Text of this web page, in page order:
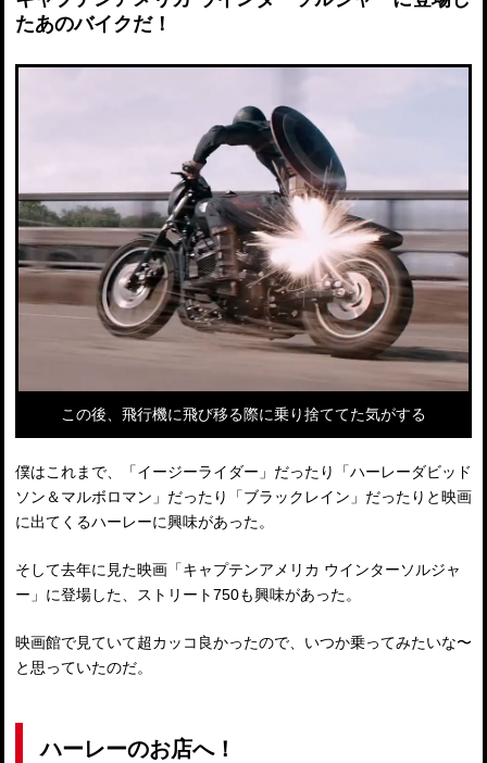
たあのバイクだ！
この後、飛行機に飛び移る際に乗り捨ててた気がする
僕はこれまで、「イージーライダー」だったり「ハーレーダビッド
ソン＆マルボロマン」だったり「ブラックレイン」だったりと映画
に出てくるハーレーに興味があった。
そして去年に見た映画「キャプテンアメリカ ウインターソルジャ
ー」に登場した、ストリート750も興味があった。
映画館で見ていて超カッコ良かったので、いつか乗ってみたいな〜
と思っていたのだ。
ハーレーのお店へ！